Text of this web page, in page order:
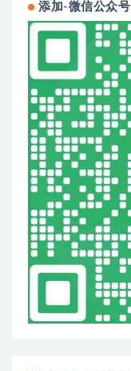
添加-微信公众号